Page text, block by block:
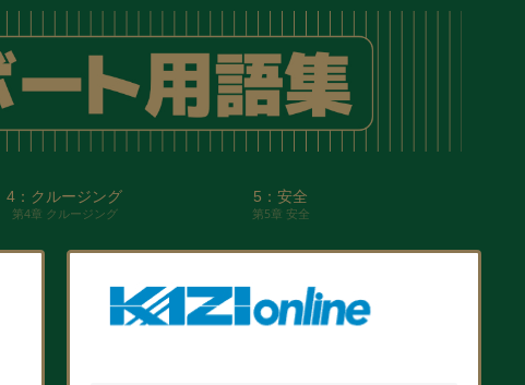
4：クルージング
第4章 クルージング
5：安全
第5章 安全